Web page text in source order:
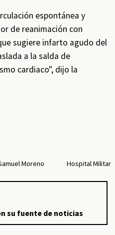
espontánea y
de reanimación con
sugiere infarto agudo del
a la salda de
cardiaco", dijo la
Moreno Hospital Militar
su fuente de noticias